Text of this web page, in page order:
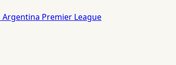
Argentina Premier League